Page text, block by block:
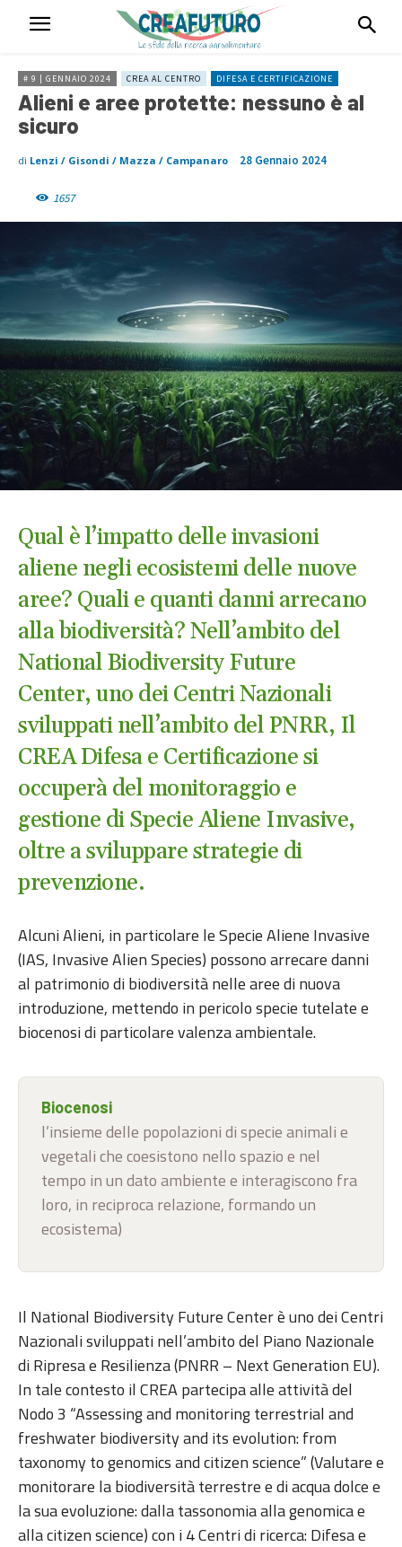
# 9 | GENNAIO 2024 CREA AL CENTRO DIFESA E CERTIFICAZIONE
Alieni e aree protette: nessuno è al
sicuro
di Lenzi / Gisondi / Mazza / Campanaro 28 Gennaio 2024
1657
Qual è l’impatto delle invasioni
aliene negli ecosistemi delle nuove
aree? Quali e quanti danni arrecano
alla biodiversità? Nell’ambito del
National Biodiversity Future
Center, uno dei Centri Nazionali
sviluppati nell’ambito del PNRR, Il
CREA Difesa e Certificazione si
occuperà del monitoraggio e
gestione di Specie Aliene Invasive,
oltre a sviluppare strategie di
prevenzione.
Alcuni Alieni, in particolare le Specie Aliene Invasive
(IAS, Invasive Alien Species) possono arrecare danni
al patrimonio di biodiversità nelle aree di nuova
introduzione, mettendo in pericolo specie tutelate e
biocenosi di particolare valenza ambientale.
Biocenosi
l’insieme delle popolazioni di specie animali e
vegetali che coesistono nello spazio e nel
tempo in un dato ambiente e interagiscono fra
loro, in reciproca relazione, formando un
ecosistema)
Il National Biodiversity Future Center è uno dei Centri
Nazionali sviluppati nell’ambito del Piano Nazionale
di Ripresa e Resilienza (PNRR – Next Generation EU).
In tale contesto il CREA partecipa alle attività del
Nodo 3 “Assessing and monitoring terrestrial and
freshwater biodiversity and its evolution: from
taxonomy to genomics and citizen science” (Valutare e
monitorare la biodiversità terrestre e di acqua dolce e
la sua evoluzione: dalla tassonomia alla genomica e
alla citizen science) con i 4 Centri di ricerca: Difesa e